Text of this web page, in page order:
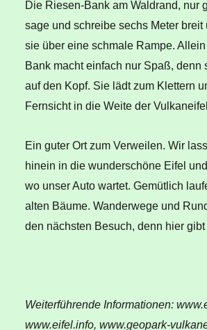
Die Riesen-Bank am Waldrand, nur
sage und schreibe sechs Meter
sie über eine schmale Rampe.
Bank macht einfach nur Spaß,
auf den Kopf. Sie lädt zum Klettern
Fernsicht in die Weite der
Ein guter Ort zum Verweilen. Wir
hinein in die wunderschöne Eifel
wo unser Auto wartet. Gemütlich
alten Bäume. Wanderwege und
den nächsten Besuch, denn hier
Weiterführende Informationen:
www.eifel.info, www.geopark-